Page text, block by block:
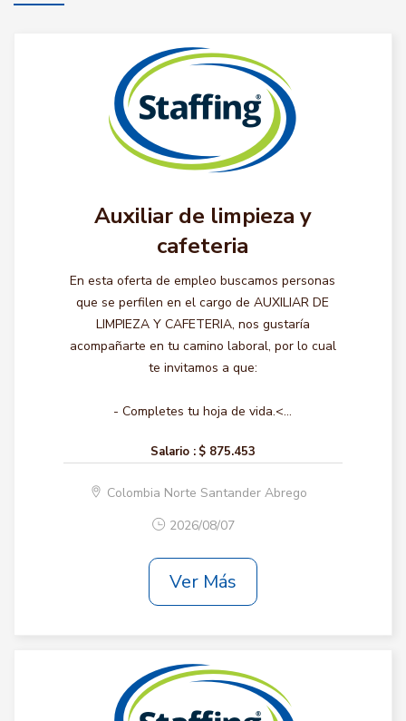
Auxiliar de limpieza y
cafeteria
En esta oferta de empleo buscamos personas
que se perfilen en el cargo de AUXILIAR DE
LIMPIEZA Y CAFETERIA, nos gustaría
acompañarte en tu camino laboral, por lo cual
te invitamos a que:
- Completes tu hoja de vida.<...
Salario : $ 875.453
Colombia Norte Santander Abrego
2026/08/07
Ver Más